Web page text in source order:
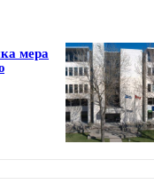
мера